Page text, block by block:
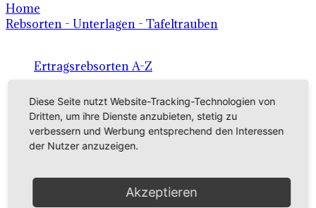
Home
Rebsorten - Unterlagen - Tafeltrauben
Ertragsrebsorten A-Z
Rebsorten international
Tafeltraubensorten
Diese Seite nutzt Website-Tracking-Technologien von
Dritten, um ihre Dienste anzubieten, stetig zu
verbessern und Werbung entsprechend den Interessen
der Nutzer anzuzeigen.
Akzeptieren